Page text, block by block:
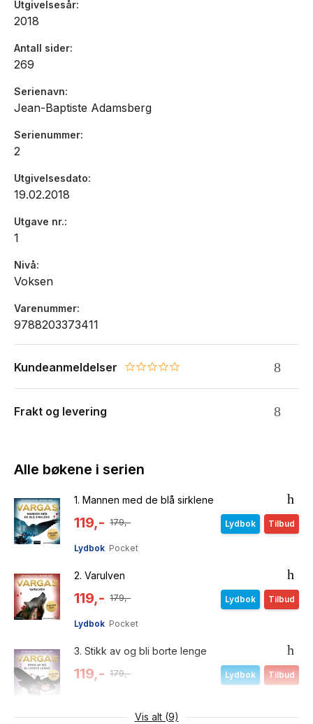
Utgivelsesår
2018
Antall sider
269
Serienavn
Jean-Baptiste Adamsberg
Serienummer
2
Utgivelsesdato
19.02.2018
Utgave nr.
1
Nivå
Voksen
Varenummer
9788203373411
Kundeanmeldelser 0.0 star rating
Frakt og levering
Alle bøkene i serien
1. Mannen med de blå sirklene
119,- 179,- Lydbok Tilbud
Lydbok Pocket
2. Varulven
119,- 179,- Lydbok Tilbud
Lydbok Pocket
3. Stikk av og bli borte lenge
119,- 179,- Lydbok Tilbud
Vis alt (9)